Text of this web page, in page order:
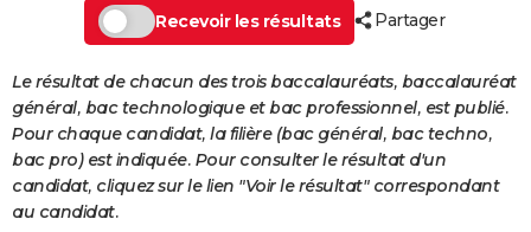
Dictionnaire
Biographies
Expressions
Proverbes
PROGRAMME TV
COPAINS D'AVANT
S'inscrire
Se connecter
Lycées
Collèges
Primaires
Universités
Entreprises
Service militaire
Avis de recherche
AVIS DE DÉCÈS
FORUM
Recevoir les résultats Partager
Le résultat de chacun des trois baccalauréats, baccalauréat
général, bac technologique et bac professionnel, est publié.
Pour chaque candidat, la filière (bac général, bac techno,
bac pro) est indiquée. Pour consulter le résultat d'un
candidat, cliquez sur le lien "Voir le résultat" correspondant
au candidat.